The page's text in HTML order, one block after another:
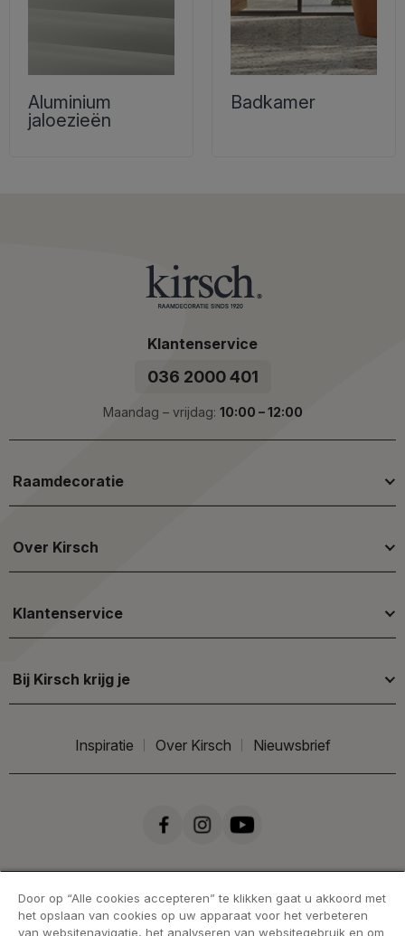
Aluminium
jaloezieën
Badkamer
Klantenservice
036 2000 401
Maandag – vrijdag: 10:00 – 12:00
Raamdecoratie
Over Kirsch
Klantenservice
Bij Kirsch krijg je
Inspiratie Over Kirsch Nieuwsbrief
Door op “Alle cookies accepteren” te klikken gaat u akkoord met
het opslaan van cookies op uw apparaat voor het verbeteren
van websitenavigatie, het analyseren van websitegebruik en om